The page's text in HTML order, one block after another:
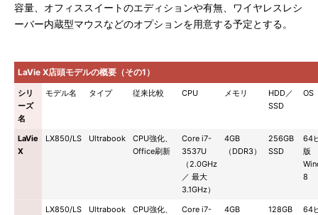
容量、オフィススイートのエディションや有無、ワイヤレスレシ
ーバー内蔵型マウスなどのオプションを用意する予定とする。
LaVie X店頭モデルの概要（その1）
シリ
ーズ
名
モデル名 タイプ 従来比較 CPU メモリ
HDD／
SSD
OS
LaVie
X
LX850/LS Ultrabook
CPU強化、
Office刷新
Core i7-
3537U
（2.0GHz
／ 最大
3.1GHz）
4GB
（DDR3）
256GB
SSD
64
版
8
LX850/LS Ultrabook
CPU強化、
Core i7-
4GB
128GB
64